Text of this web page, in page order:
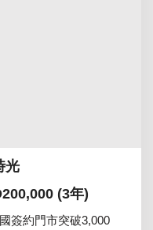
光
(3年)
簽約門市突破3,000